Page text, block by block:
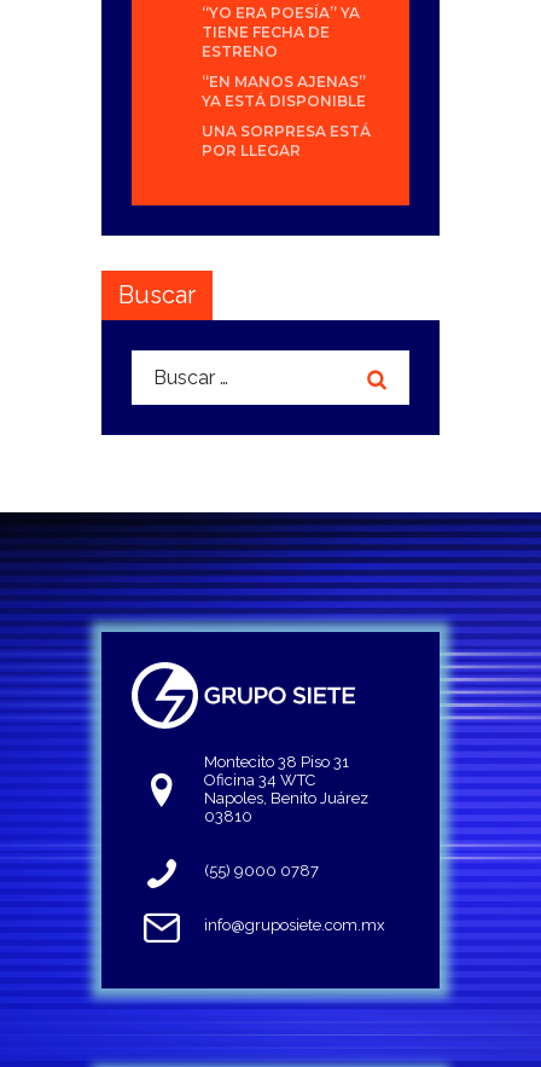
“YO ERA POESÍA” YA
TIENE FECHA DE
ESTRENO
“EN MANOS AJENAS”
YA ESTÁ DISPONIBLE
UNA SORPRESA ESTÁ
POR LLEGAR
Buscar
Buscar:
Montecito 38 Piso 31
Oficina 34 WTC
Napoles, Benito Juárez
03810
(55) 9000 0787
info@gruposiete.com.mx